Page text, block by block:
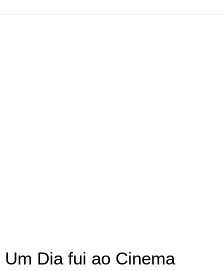
Um Dia fui ao Cinema